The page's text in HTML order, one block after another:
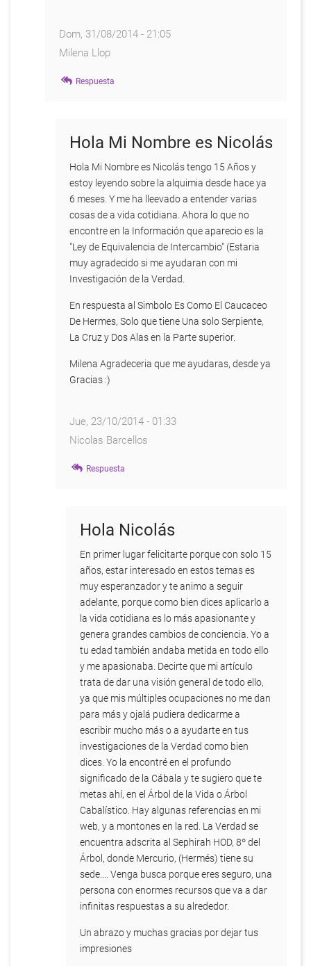
Dom, 31/08/2014 - 21:05
Milena Llop
respuesta
anonimo
Respuesta
Hola Mi Nombre es Nicolás
Hola Mi Nombre es Nicolás tengo 15 Años y
estoy leyendo sobre la alquimia desde hace ya
6 meses. Y me ha lleevado a entender varias
cosas de a vida cotidiana. Ahora lo que no
encontre en la Información que aparecio es la
"Ley de Equivalencia de Intercambio" (Estaria
muy agradecido si me ayudaran con mi
Investigación de la Verdad.
En respuesta al Simbolo Es Como El Caucaceo
De Hermes, Solo que tiene Una solo Serpiente,
La Cruz y Dos Alas en la Parte superior.
Milena Agradeceria que me ayudaras, desde ya
Gracias :)
Jue, 23/10/2014 - 01:33
Nicolas Barcellos
respuesta
tienes!!!
por
Milena
Respuesta
Hola Nicolás
En primer lugar felicitarte porque con solo 15
años, estar interesado en estos temas es
muy esperanzador y te animo a seguir
adelante, porque como bien dices aplicarlo a
la vida cotidiana es lo más apasionante y
genera grandes cambios de conciencia. Yo a
tu edad también andaba metida en todo ello
y me apasionaba. Decirte que mi artículo
trata de dar una visión general de todo ello,
ya que mis múltiples ocupaciones no me dan
para más y ojalá pudiera dedicarme a
escribir mucho más o a ayudarte en tus
investigaciones de la Verdad como bien
dices. Yo la encontré en el profundo
significado de la Cábala y te sugiero que te
metas ahí, en el Árbol de la Vida o Árbol
Cabalístico. Hay algunas referencias en mi
web, y a montones en la red. La Verdad se
encuentra adscrita al Sephirah HOD, 8º del
Árbol, donde Mercurio, (Hermés) tiene su
sede.... Venga busca porque eres seguro, una
persona con enormes recursos que va a dar
infinitas respuestas a su alrededor.
Un abrazo y muchas gracias por dejar tus
impresiones